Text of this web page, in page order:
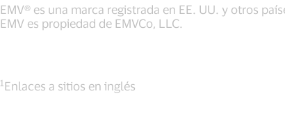
EMV® es una marca registrada en EE. UU. y otros
EMV es propiedad de EMVCo, LLC.
1 Enlaces a sitios en inglés